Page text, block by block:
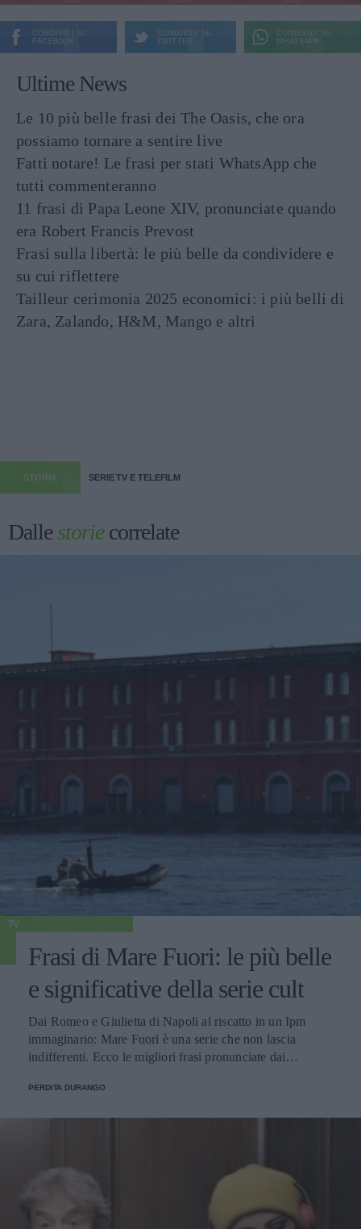
CONDIVIDI SU
FACEBOOK
CONDIVIDI SU
TWITTER
CONDIVIDI SU
WHATSAPP
Ultime News
Le 10 più belle frasi dei The Oasis, che ora
possiamo tornare a sentire live
Fatti notare! Le frasi per stati WhatsApp che
tutti commenteranno
11 frasi di Papa Leone XIV, pronunciate quando
era Robert Francis Prevost
Frasi sulla libertà: le più belle da condividere e
su cui riflettere
Tailleur cerimonia 2025 economici: i più belli di
Zara, Zalando, H&M, Mango e altri
STORIA SERIE TV E TELEFILM
Dallestoriecorrelate
TV
Frasi di Mare Fuori: le più belle
e significative della serie cult
Dai Romeo e Giulietta di Napoli al riscatto in un Ipm
immaginario: Mare Fuori è una serie che non lascia
indifferenti. Ecco le migliori frasi pronunciate dai
PERDITA DURANGO